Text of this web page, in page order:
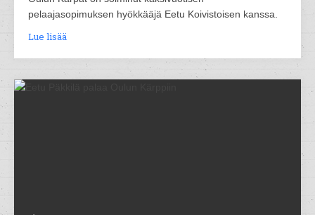
pelaajasopimuksen hyökkääjä Eetu Koivistoisen kanssa.
Lue lisää